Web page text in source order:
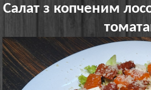
Салат з копченим